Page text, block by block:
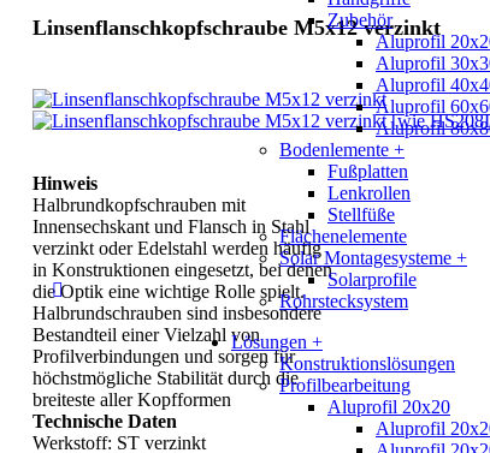
Zubehör
Aluprofil
Aluprofil
Aluprofil
Aluprofil
Aluprofil
Bodenlemente +
Fußplatten
Lenkrollen
Stellfüße
Flächenelemente
Solar Montagesysteme +
Solarprofile
Rohrstecksystem
Lösungen +
Konstruktionslösungen
Profilbearbeitung
Aluprofil 20x20
Aluprofil
Linsenflanschkopfschraube M5x12 verzinkt
Hinweis
Halbrundkopfschrauben mit
Innensechskant und Flansch in Stahl
verzinkt oder Edelstahl werden häufig
in Konstruktionen eingesetzt, bei denen
die Optik eine wichtige Rolle spielt.
Halbrundschrauben sind insbesondere
Bestandteil einer Vielzahl von
Profilverbindungen und sorgen für
höchstmögliche Stabilität durch die
breiteste aller Kopfformen
Technische Daten
Werkstoff: ST verzinkt